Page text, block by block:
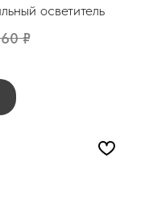
осветитель
₽